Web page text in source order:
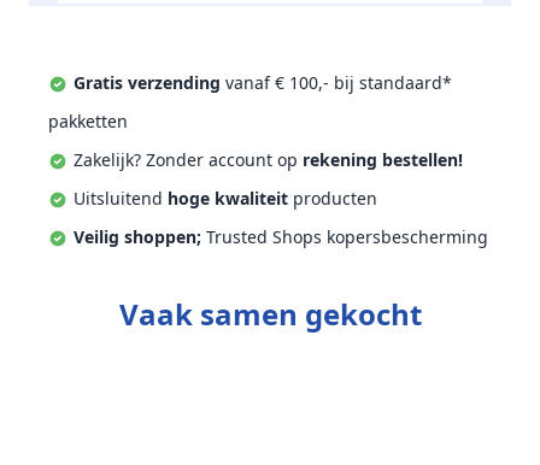
Gratis verzending vanaf € 100,- bij standaard*
pakketten
Zakelijk? Zonder account op rekening bestellen!
Uitsluitend hoge kwaliteit producten
Veilig shoppen; Trusted Shops kopersbescherming
Vaak samen gekocht